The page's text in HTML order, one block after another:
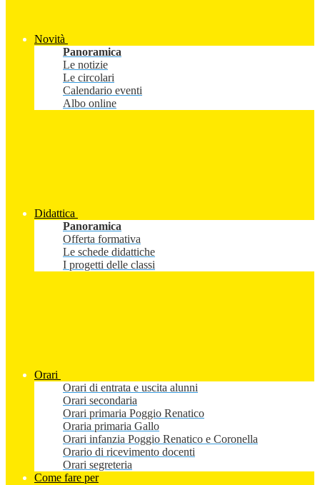
Novità
Panoramica
Le notizie
Le circolari
Calendario eventi
Albo online
Didattica
Panoramica
Offerta formativa
Le schede didattiche
I progetti delle classi
Orari
Orari di entrata e uscita alunni
Orari secondaria
Orari primaria Poggio Renatico
Oraria primaria Gallo
Orari infanzia Poggio Renatico e Coronella
Orario di ricevimento docenti
Orari segreteria
Come fare per